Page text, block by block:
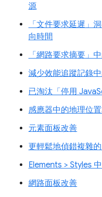
源
「文件要求延遲」
向時間
「網路要求摘要」
減少效能追蹤記錄
已淘汰「停用
感應器中的地理位
元素面板改善
更輕鬆地偵錯複雜
Elements > Styles
網路面板改善